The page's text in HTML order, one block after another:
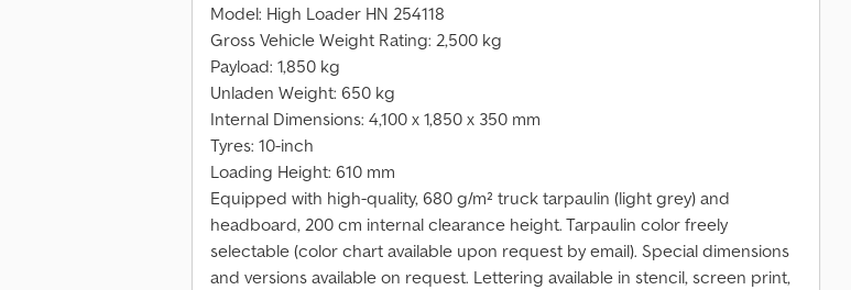
Model: High Loader HN 254118
Gross Vehicle Weight Rating: 2,500 kg
Payload: 1,850 kg
Unladen Weight: 650 kg
Internal Dimensions: 4,100 x 1,850 x 350 mm
Tyres: 10-inch
Loading Height: 610 mm
Equipped with high-quality, 680 g/m² truck tarpaulin (light grey) and
headboard, 200 cm internal clearance height. Tarpaulin color freely
selectable (color chart available upon request by email). Special dimensions
and versions available on request. Lettering available in stencil, screen print,